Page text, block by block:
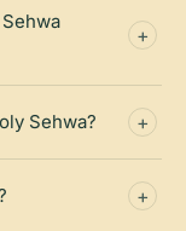
Sehwa?